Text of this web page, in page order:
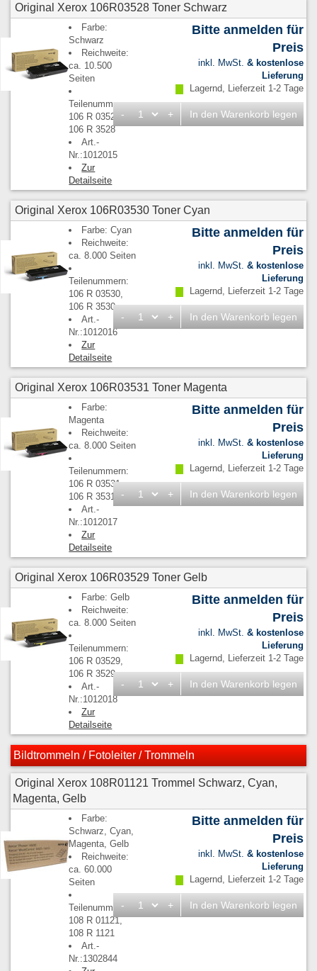
Original Xerox 106R03528 Toner Schwarz
Farbe:
Schwarz
Reichweite:
ca. 10.500
Seiten
Teilenummern:
106 R 03528,
106 R 3528
Art.-
Nr.:1012015
Zur
Detailseite
Bitte anmelden für
Preis
inkl. MwSt. & kostenlose
Lieferung
Lagernd, Lieferzeit 1-2 Tage
- + In den Warenkorb legen
Original Xerox 106R03530 Toner Cyan
Farbe: Cyan
Reichweite:
ca. 8.000 Seiten
Teilenummern:
106 R 03530,
106 R 3530
Art.-
Nr.:1012016
Zur
Detailseite
Bitte anmelden für
Preis
inkl. MwSt. & kostenlose
Lieferung
Lagernd, Lieferzeit 1-2 Tage
- + In den Warenkorb legen
Original Xerox 106R03531 Toner Magenta
Farbe:
Magenta
Reichweite:
ca. 8.000 Seiten
Teilenummern:
106 R 03531,
106 R 3531
Art.-
Nr.:1012017
Zur
Detailseite
Bitte anmelden für
Preis
inkl. MwSt. & kostenlose
Lieferung
Lagernd, Lieferzeit 1-2 Tage
- + In den Warenkorb legen
Original Xerox 106R03529 Toner Gelb
Farbe: Gelb
Reichweite:
ca. 8.000 Seiten
Teilenummern:
106 R 03529,
106 R 3529
Art.-
Nr.:1012018
Zur
Detailseite
Bitte anmelden für
Preis
inkl. MwSt. & kostenlose
Lieferung
Lagernd, Lieferzeit 1-2 Tage
- + In den Warenkorb legen
Bildtrommeln / Fotoleiter / Trommeln
Original Xerox 108R01121 Trommel Schwarz, Cyan,
Magenta, Gelb
Farbe:
Schwarz, Cyan,
Magenta, Gelb
Reichweite:
ca. 60.000
Seiten
Teilenummern:
108 R 01121,
108 R 1121
Art.-
Nr.:1302844
Bitte anmelden für
Preis
inkl. MwSt. & kostenlose
Lieferung
Lagernd, Lieferzeit 1-2 Tage
- + In den Warenkorb legen